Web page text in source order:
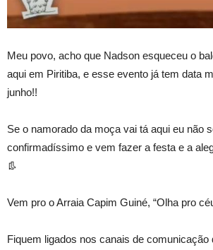
Meu povo, acho que Nadson esqueceu o
aqui em Piritiba, e esse evento já tem data
junho!!
Se o namorado da moça vai tá aqui eu não
confirmadíssimo e vem fazer a festa e a
👢
Vem pro o Arraia Capim Guiné, “Olha pro
Fiquem ligados nos canais de comunicação